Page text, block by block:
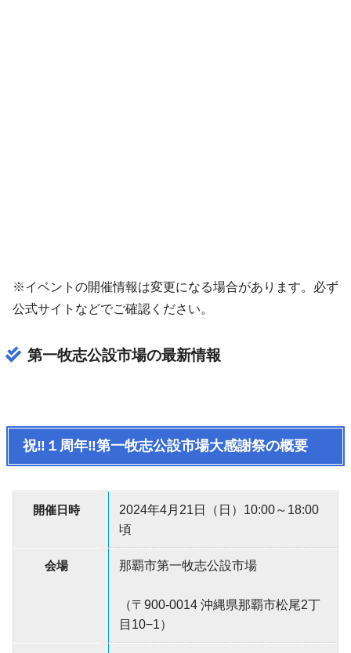
※イベントの開催情報は変更になる場合があります。必ず
公式サイトなどでご確認ください。
第一牧志公設市場の最新情報
祝‼１周年‼第一牧志公設市場大感謝祭の概要
開催日時
2024年4月21日（日）10:00～18:00
頃
会場 那覇市第一牧志公設市場
（〒900-0014 沖縄県那覇市松尾2丁
目10−1）